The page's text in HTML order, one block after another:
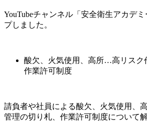
YouTubeチャンネル「安全衛生アカデ
プしました。
酸欠、火気使用、高所…高リスク
作業許可制度
請負者や社員による酸欠、火気使用、
管理の切り札、作業許可制度について解